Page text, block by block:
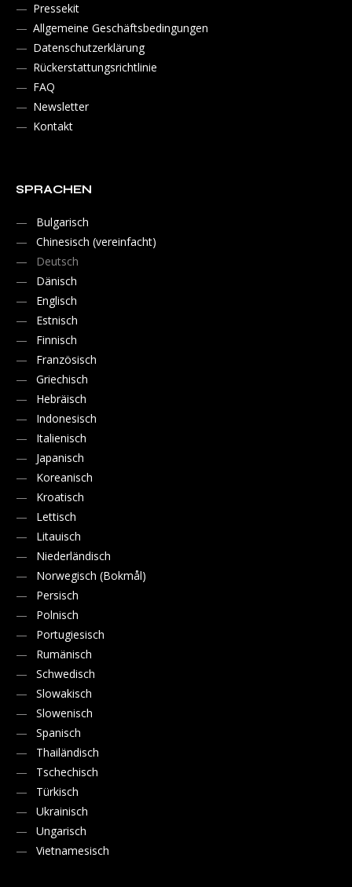
Pressekit
Allgemeine Geschäftsbedingungen
Datenschutzerklärung
Rückerstattungsrichtlinie
FAQ
Newsletter
Kontakt
SPRACHEN
Bulgarisch
Chinesisch (vereinfacht)
Deutsch
Dänisch
Englisch
Estnisch
Finnisch
Französisch
Griechisch
Hebräisch
Indonesisch
Italienisch
Japanisch
Koreanisch
Kroatisch
Lettisch
Litauisch
Niederländisch
Norwegisch (Bokmål)
Persisch
Polnisch
Portugiesisch
Rumänisch
Schwedisch
Slowakisch
Slowenisch
Spanisch
Thailändisch
Tschechisch
Türkisch
Ukrainisch
Ungarisch
Vietnamesisch